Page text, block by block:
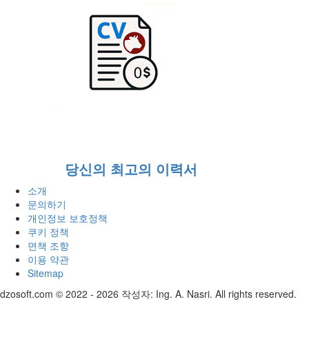
당신의 최고의 이력서
소개
문의하기
개인정보 보호정책
쿠키 정책
면책 조항
이용 약관
Sitemap
dzosoft.com © 2022 - 2026 작성자: Ing. A. Nasri. All rights reserved.